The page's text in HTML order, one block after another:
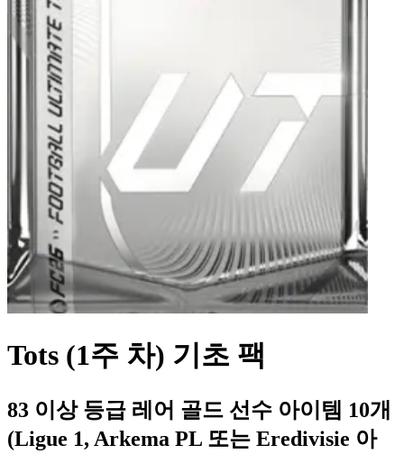
Tots (1주 차) 기초 팩
83 이상 등급 레어 골드 선수 아이템 10개
(Ligue 1, Arkema PL 또는 Eredivisie 아